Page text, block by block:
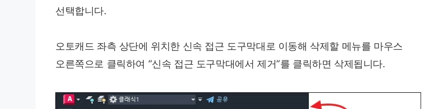
선택합니다.
오토캐드 좌측 상단에 위치한 신속 접근 도구막대로 이동해 삭제할 메뉴를 마우스
오른쪽으로 클릭하여 “신속 접근 도구막대에서 제거”를 클릭하면 삭제됩니다.